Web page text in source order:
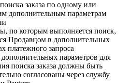
заказа по одному или
дополнительным параметрам
по которым выполняется поиск,
Продавцом в дополнительных
платежного запроса
параметров для
поиска заказа должны быть
согласованы через службу